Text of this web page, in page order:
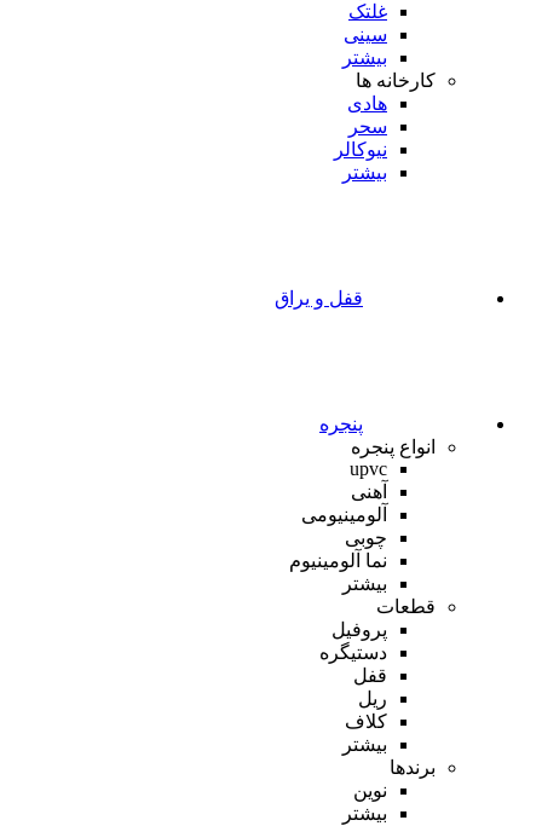
غلتک
سینی
بیشتر
کارخانه ها
هادی
سحر
نیوکالر
بیشتر
قفل و یراق
پنجره
انواع پنجره
upvc
آهنی
آلومینیومی
چوبی
نما آلومینیوم
بیشتر
قطعات
پروفیل
دستیگره
قفل
ریل
کلاف
بیشتر
برندها
نوین
بیشتر